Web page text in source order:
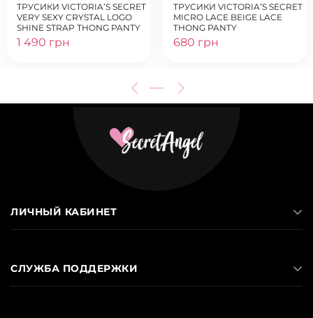
ТРУСИКИ VICTORIA’S SECRET
VERY SEXY CRYSTAL LOGO
SHINE STRAP THONG PANTY
LIPSTICK
1 490 грн
ТРУСИКИ VICTORIA’S SECRET
MICRO LACE BEIGE LACE
THONG PANTY
680 грн
ЛИЧНЫЙ КАБИНЕТ
СЛУЖБА ПОДДЕРЖКИ